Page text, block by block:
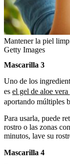
Mantener la piel
Getty Images
Mascarilla 3
Uno de los
es el gel de aloe
aportando múltiples
Para usarla, puede
rostro o las zonas
minutos, lave su
Mascarilla 4